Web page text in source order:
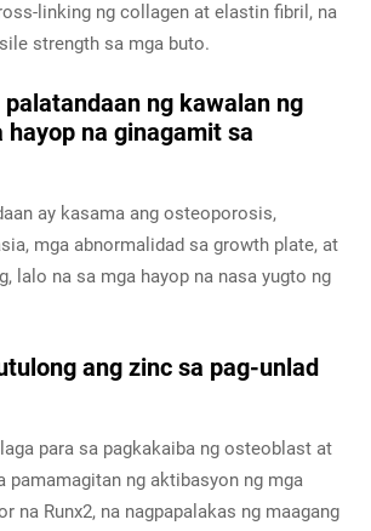
linking ng collagen at elastin fibril, na
strength sa mga buto.
ng kawalan ng
hayop na ginagamit sa
ay kasama ang osteoporosis,
mga abnormalidad sa growth plate, at
lalo na sa mga hayop na nasa yugto ng
ang zinc sa pag-unlad
para sa pagkakaiba ng osteoblast at
pamamagitan ng aktibasyon ng mga
na Runx2, na nagpapalakas ng maagang